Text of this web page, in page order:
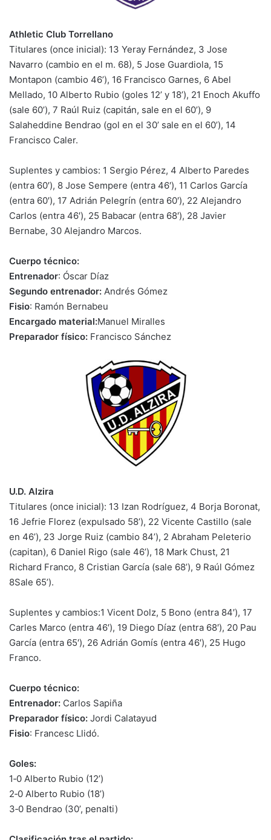
Athletic Club Torrellano
Titulares (once inicial): 13 Yeray Fernández, 3 Jose
Navarro (cambio en el m. 68), 5 Jose Guardiola, 15
Montapon (cambio 46’), 16 Francisco Garnes, 6 Abel
Mellado, 10 Alberto Rubio (goles 12’ y 18’), 21 Enoch Akuffo
(sale 60’), 7 Raúl Ruiz (capitán, sale en el 60’), 9
Salaheddine Bendrao (gol en el 30’ sale en el 60’), 14
Francisco Caler.
Suplentes y cambios: 1 Sergio Pérez, 4 Alberto Paredes
(entra 60′), 8 Jose Sempere (entra 46′), 11 Carlos García
(entra 60′), 17 Adrián Pelegrín (entra 60′), 22 Alejandro
Carlos (entra 46′), 25 Babacar (entra 68′), 28 Javier
Bernabe, 30 Alejandro Marcos.
Cuerpo técnico:
Entrenador: Óscar Díaz
Segundo entrenador: Andrés Gómez
Fisio: Ramón Bernabeu
Encargado material:Manuel Miralles
Preparador físico: Francisco Sánchez
U.D. Alzira
Titulares (once inicial): 13 Izan Rodríguez, 4 Borja Boronat,
16 Jefrie Florez (expulsado 58’), 22 Vicente Castillo (sale
en 46’), 23 Jorge Ruiz (cambio 84’), 2 Abraham Peleterio
(capitan), 6 Daniel Rigo (sale 46’), 18 Mark Chust, 21
Richard Franco, 8 Cristian García (sale 68’), 9 Raúl Gómez
8Sale 65’).
Suplentes y cambios:1 Vicent Dolz, 5 Bono (entra 84′), 17
Carles Marco (entra 46′), 19 Diego Díaz (entra 68′), 20 Pau
García (entra 65′), 26 Adrián Gomís (entra 46′), 25 Hugo
Franco.
Cuerpo técnico:
Entrenador: Carlos Sapiña
Preparador físico: Jordi Calatayud
Fisio: Francesc Llidó.
Goles:
1‑0 Alberto Rubio (12’)
2‑0 Alberto Rubio (18’)
3‑0 Bendrao (30’, penalti)